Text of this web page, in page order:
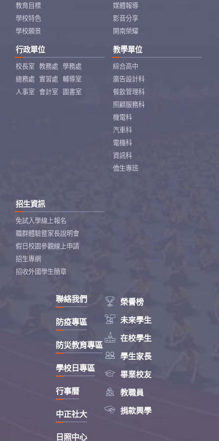
教育目標
學校特色
學校願景
媒體報導
影音分享
開南榮耀
行政單位
校長室 教務處
學務處
總務處
實習處
輔導室
人事室
會計室 圖書室
教學單位
綜合高中
廣告設計科
餐飲管理科
照顧服務科
機電科
汽車科
電機科
資訊科
僑生專班
招生資訊
免試入學線上報名
職群體驗暨家長說明會
假日校園參觀線上申請
招生專網
招收外國學生簡章
 榮譽榜
 未來學生
 在校學生
 學生家長
 畢業校友
 教職員
 捐款興學
聯絡我們
防疫專區
防災教育專區
學校日專區
行事曆
中正社大
日照中心